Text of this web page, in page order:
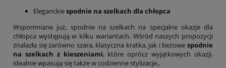
Eleganckiespodnie na szelkach dla chłopca
Wspomniane już, spodnie na szelkach na specjalne okazje dla
chłopca występują w kilku wariantach. Wśród naszych propozycji
znalazła się zarówno szara, klasyczna kratka, jak i beżowe spodnie
na szelkach z kieszeniami, które oprócz wyjątkowych okazji,
idealnie wpasują się także w codzienne stylizacje.,